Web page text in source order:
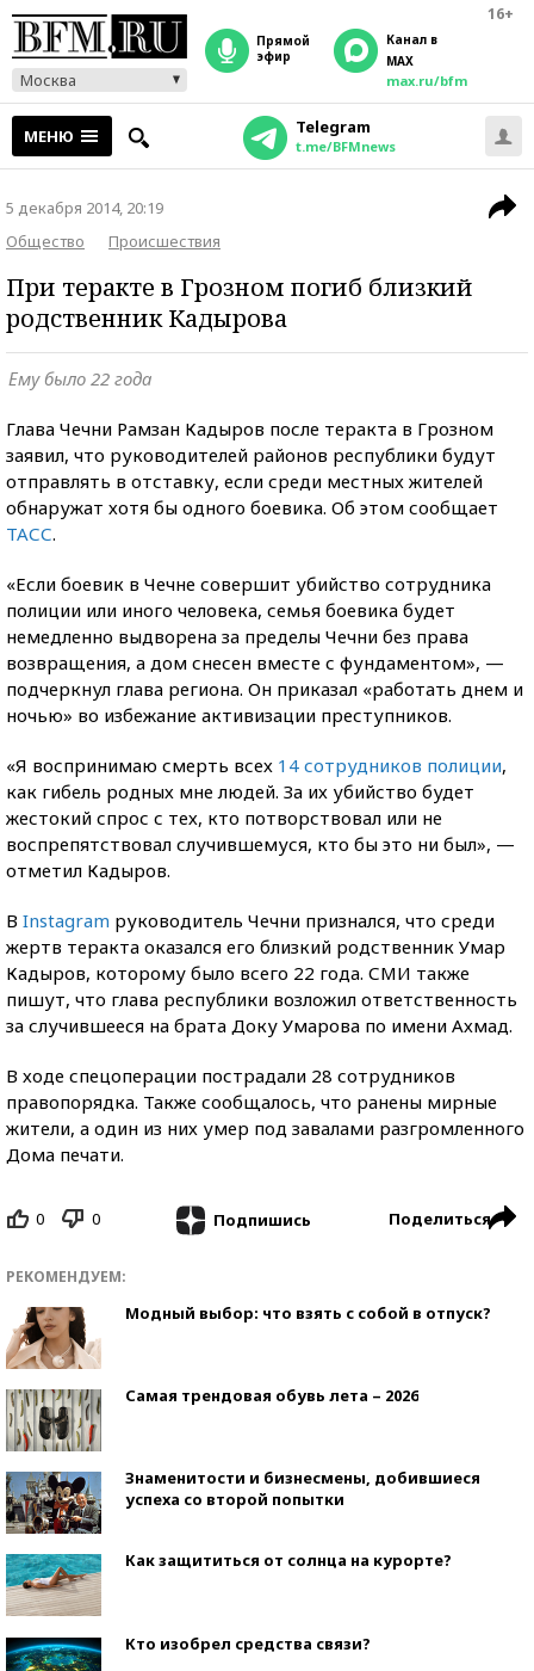
16+
Москва
прямой
эфир
Канал в
MAX
max.ru/bfm
МЕНЮ Telegram
t.me/BFMnews
5 декабря 2014, 20:19
Общество
Происшествия
При теракте в Грозном погиб близкий
родственник Кадырова
Ему было 22 года
Глава Чечни Рамзан Кадыров после теракта в Грозном
заявил, что руководителей районов республики будут
отправлять в отставку, если среди местных жителей
обнаружат хотя бы одного боевика. Об этом сообщает
ТАСС.
«Если боевик в Чечне совершит убийство сотрудника
полиции или иного человека, семья боевика будет
немедленно выдворена за пределы Чечни без права
возвращения, а дом снесен вместе с фундаментом», —
подчеркнул глава региона. Он приказал «работать днем и
ночью» во избежание активизации преступников.
«Я воспринимаю смерть всех 14 сотрудников полиции,
как гибель родных мне людей. За их убийство будет
жестокий спрос с тех, кто потворствовал или не
воспрепятствовал случившемуся, кто бы это ни был», —
отметил Кадыров.
В Instagram руководитель Чечни признался, что среди
жертв теракта оказался его близкий родственник Умар
Кадыров, которому было всего 22 года. СМИ также
пишут, что глава республики возложил ответственность
за случившееся на брата Доку Умарова по имени Ахмад.
В ходе спецоперации пострадали 28 сотрудников
правопорядка. Также сообщалось, что ранены мирные
жители, а один из них умер под завалами разгромленного
Дома печати.
0 0 Подпишись Поделиться
РЕКОМЕНДУЕМ:
Модный выбор: что взять с собой в отпуск?
Самая трендовая обувь лета – 2026
Знаменитости и бизнесмены, добившиеся
успеха со второй попытки
Как защититься от солнца на курорте?
Кто изобрел средства связи?